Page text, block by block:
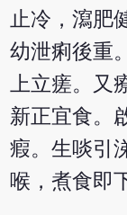
止冷，瀉肥
幼泄痢後重
上立瘥。又
新正宜食。
瘕。生啖引
喉，煮食即